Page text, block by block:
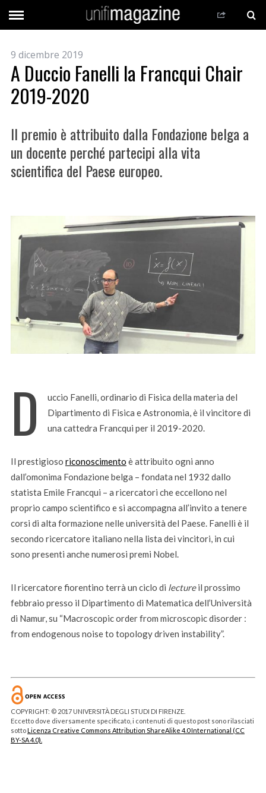
9 dicembre 2019
A Duccio Fanelli la Francqui Chair
2019-2020
Il premio è attribuito dalla Fondazione belga a
un docente perché partecipi alla vita
scientifica del Paese europeo.
D
uccio Fanelli, ordinario di Fisica della materia del
Dipartimento di Fisica e Astronomia, è il vincitore di
una cattedra Francqui per il 2019-2020.
Il prestigioso riconoscimento è attribuito ogni anno
dall’omonima Fondazione belga – fondata nel 1932 dallo
statista Emile Francqui – a ricercatori che eccellono nel
proprio campo scientifico e si accompagna all’invito a tenere
corsi di alta formazione nelle università del Paese. Fanelli è il
secondo ricercatore italiano nella lista dei vincitori, in cui
sono presenti anche numerosi premi Nobel.
Il ricercatore fiorentino terrà un ciclo di lectureil prossimo
febbraio presso il Dipartimento di Matematica dell’Università
di Namur, su “Macroscopic order from microscopic disorder :
from endogenous noise to topology driven instability”.
COPYRIGHT: © 2017 UNIVERSITÀ DEGLI STUDI DI FIRENZE.
Eccetto dove diversamente specificato, i contenuti di questo post sono rilasciati
sottoLicenza Creative Commons Attribution ShareAlike 4.0 International (CC
BY-SA 4.0).